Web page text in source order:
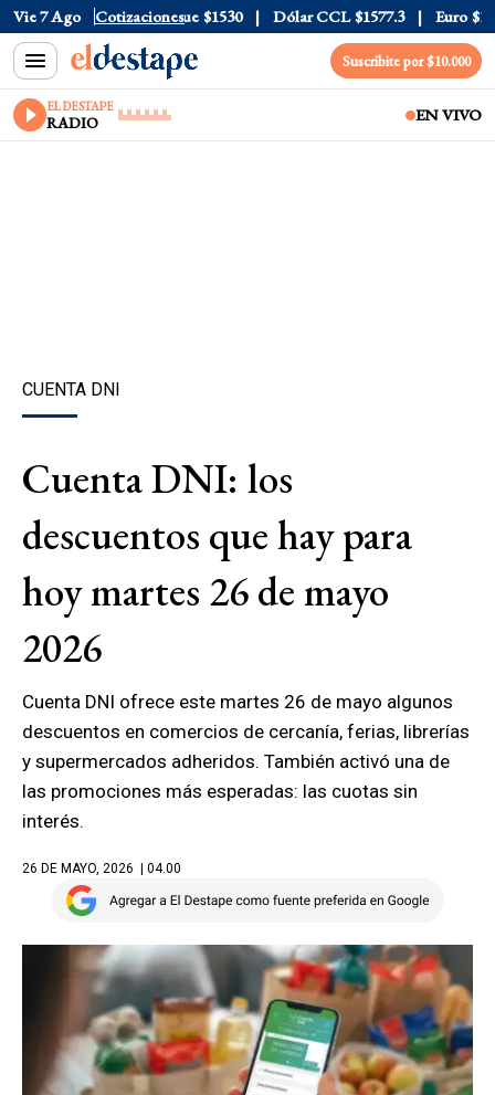
Vie 7 Ago Cotizaciones
$1976 Dólar Blue $1530 Dólar CCL $1577.3 Euro
Suscribite por $10.000
EL DESTAPE
RADIO EN VIVO
CUENTA DNI
Cuenta DNI: los
descuentos que hay para
hoy martes 26 de mayo
2026
Cuenta DNI ofrece este martes 26 de mayo algunos
descuentos en comercios de cercanía, ferias, librerías
y supermercados adheridos. También activó una de
las promociones más esperadas: las cuotas sin
interés.
26 DE MAYO, 2026 | 04.00